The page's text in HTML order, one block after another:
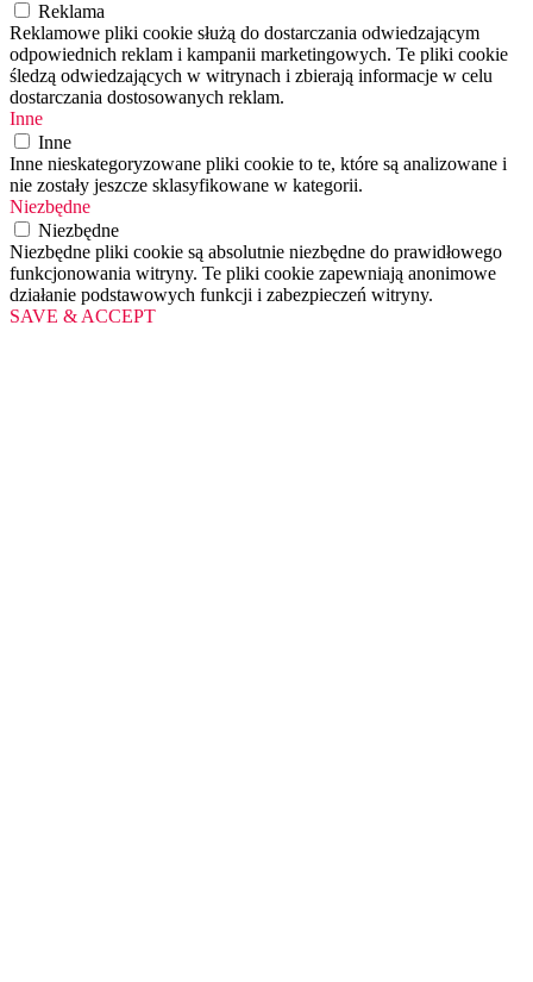
Reklama
Reklamowe pliki cookie służą do dostarczania odwiedzającym
odpowiednich reklam i kampanii marketingowych. Te pliki cookie
śledzą odwiedzających w witrynach i zbierają informacje w celu
dostarczania dostosowanych reklam.
Inne
Inne
Inne nieskategoryzowane pliki cookie to te, które są analizowane i
nie zostały jeszcze sklasyfikowane w kategorii.
Niezbędne
Niezbędne
Niezbędne pliki cookie są absolutnie niezbędne do prawidłowego
funkcjonowania witryny. Te pliki cookie zapewniają anonimowe
działanie podstawowych funkcji i zabezpieczeń witryny.
SAVE & ACCEPT